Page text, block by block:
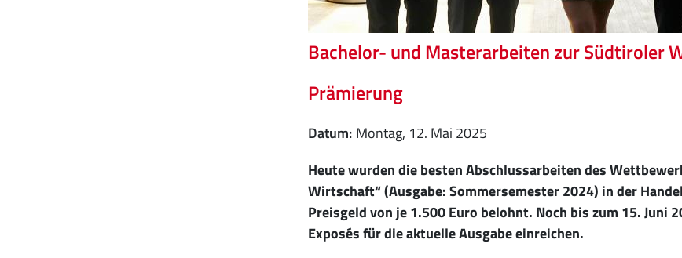
Bachelor- und Masterarbeiten zur Südtiroler
Prämierung
Datum Montag, 12. Mai 2025
Heute wurden die besten Abschlussarbeiten des
Wirtschaft“ (Ausgabe: Sommersemester 2024) in der
Preisgeld von je 1.500 Euro belohnt. Noch bis zum 15. Juni
Exposés für die aktuelle Ausgabe einreichen.